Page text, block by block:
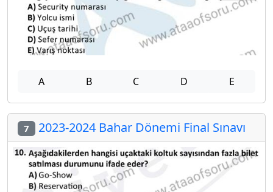
A B C D E
7 2023-2024 Bahar Dönemi Final Sınavı